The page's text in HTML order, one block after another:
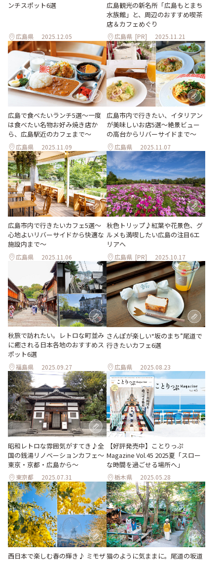
ンチスポット6選
広島県 2025.12.05
広島観光の新名所「広島もとまち
水族館」と、周辺のおすすめ喫茶
店＆カフェめぐり
広島県 [PR] 2025.11.21
広島で食べたいランチ5選～一度
は食べたい名物お好み焼き店か
ら、広島駅近のカフェまで～
広島県 2025.11.09
広島市内で行きたい、イタリアン
が美味しいお店5選〜絶景ビュー
の高台からリバーサイドまで〜
広島県 2025.11.07
広島市内で行きたいカフェ5選〜
心地よいリバーサイドから快適な
施設内まで〜
広島県 2025.11.06
秋色トリップ♪紅葉や花景色、グ
ルメも満喫したい広島の注目6エ
リアへ
広島県 [PR] 2025.10.17
秋旅で訪れたい。レトロな町並み
に癒される日本各地のおすすめス
ポット6選
福島県 2025.09.27
さんぽが楽しい“坂のまち”尾道で
行きたいカフェ6選
広島県 2025.08.23
昭和レトロな雰囲気がすてき♪全
国の銭湯リノベーションカフェ〜
東京・京都・広島から〜
東京都 2025.07.31
【好評発売中】ことりっぷ
Magazine Vol.45 2025夏「スロー
な時間を過ごせる場所へ」
栃木県 2025.05.28
西日本で楽しむ春の輝き♪ ミモザ猫のように気ままに。尾道の坂道